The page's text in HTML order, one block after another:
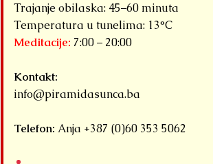
Trajanje obilaska: 45–60 minuta
Temperatura u tunelima: 13°C
Meditacije: 7:00 – 20:00
Kontakt:
info@piramidasunca.ba
Telefon: Anja +387 (0)60 353 5062